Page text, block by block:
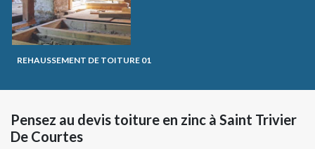
REHAUSSEMENT DE TOITURE 01
Pensez au devis toiture en zinc à Saint Trivier
De Courtes